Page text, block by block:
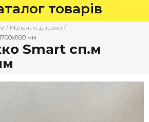
товарів
/ Маленькі дивани /
мм
Smart сп.м